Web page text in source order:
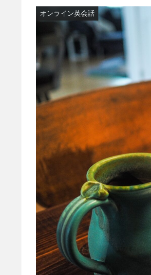
オンライン英会話